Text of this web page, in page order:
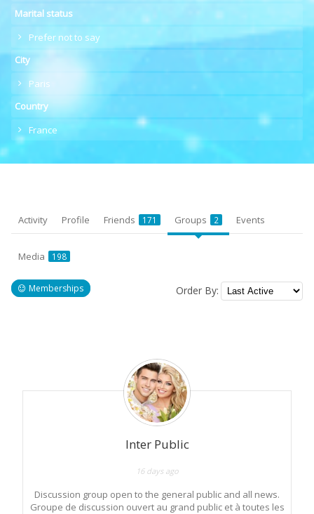
Marital status
Prefer not to say
City
Paris
Country
France
Activity Profile Friends 171 Groups 2 Events
Media 198
Memberships Order By:
Inter Public
16 days ago
Discussion group open to the general public and all news.
Groupe de discussion ouvert au grand public et à toutes les